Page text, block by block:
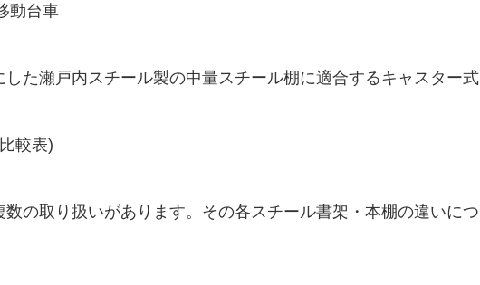
動台車
た瀬戸内スチール製の中量スチール棚に適合するキャスター式
較表)
の取り扱いがあります。その各スチール書架・本棚の違いにつ